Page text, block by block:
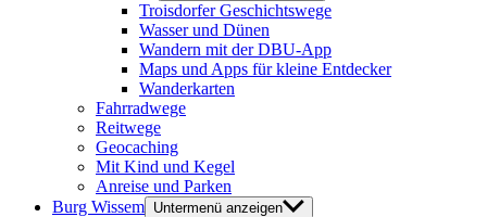
Troisdorfer Geschichtswege
Wasser und Dünen
Wandern mit der DBU-App
Maps und Apps für kleine Entdecker
Wanderkarten
Fahrradwege
Reitwege
Geocaching
Mit Kind und Kegel
Anreise und Parken
Burg Wissem Untermenü anzeigen